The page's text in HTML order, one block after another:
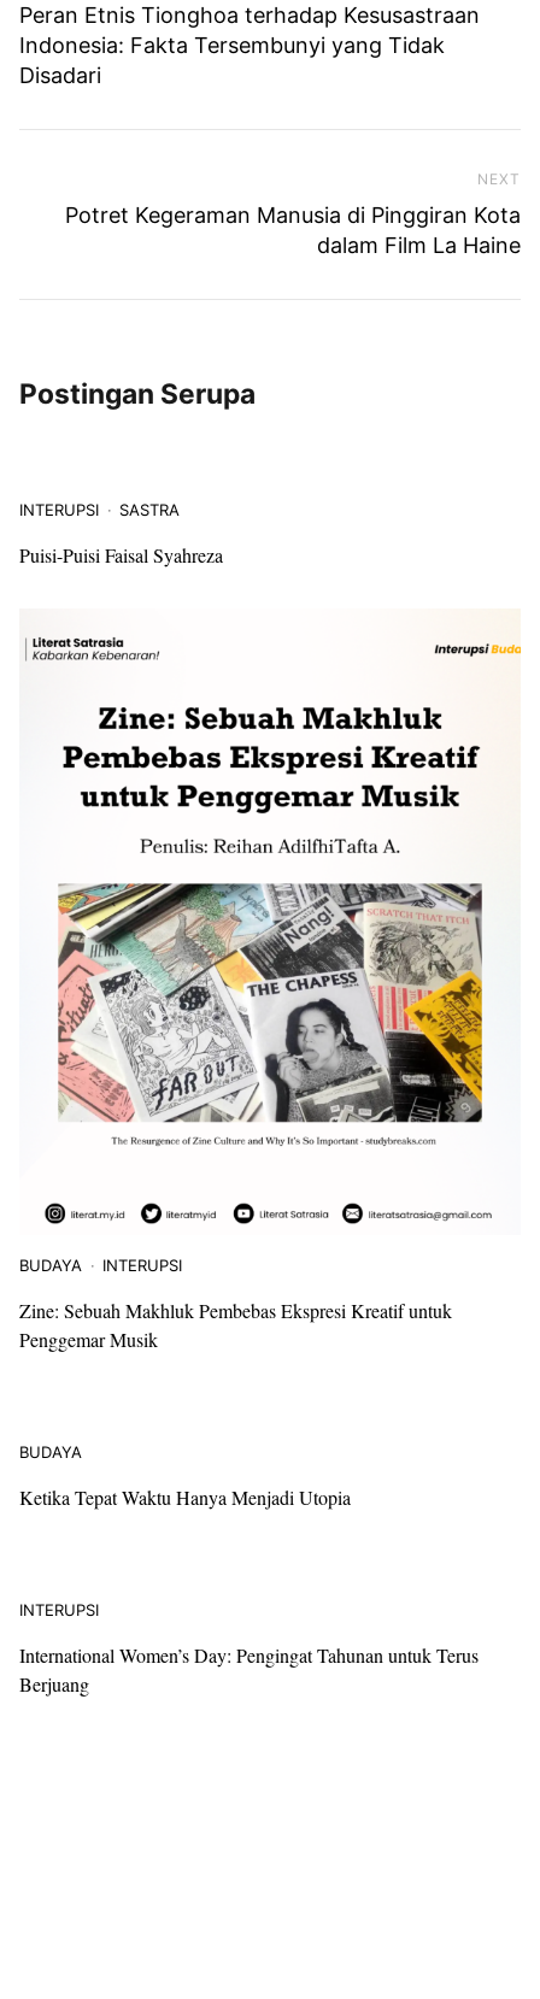
Peran Etnis Tionghoa terhadap Kesusastraan
Indonesia: Fakta Tersembunyi yang Tidak
Disadari
NEXT
Potret Kegeraman Manusia di Pinggiran Kota
dalam Film La Haine
Postingan Serupa
INTERUPSI SASTRA
Puisi-Puisi Faisal Syahreza